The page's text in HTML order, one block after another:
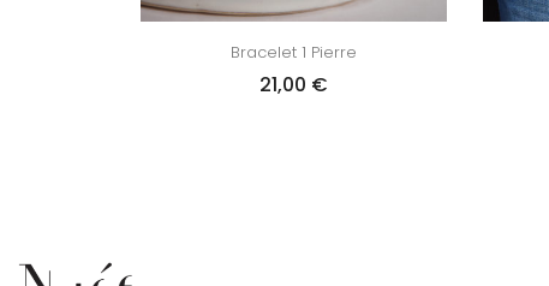
Bracelet 1 Pierre
21,00 €